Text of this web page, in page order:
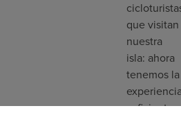
que visitan
nuestra
isla: ahora
tenemos la
experiencia
suficiente